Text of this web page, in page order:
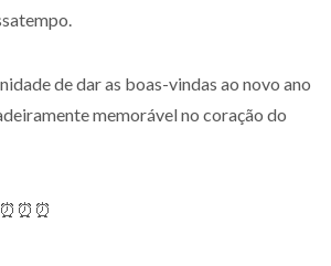
de dar as boas-vindas ao novo ano
memorável no coração do